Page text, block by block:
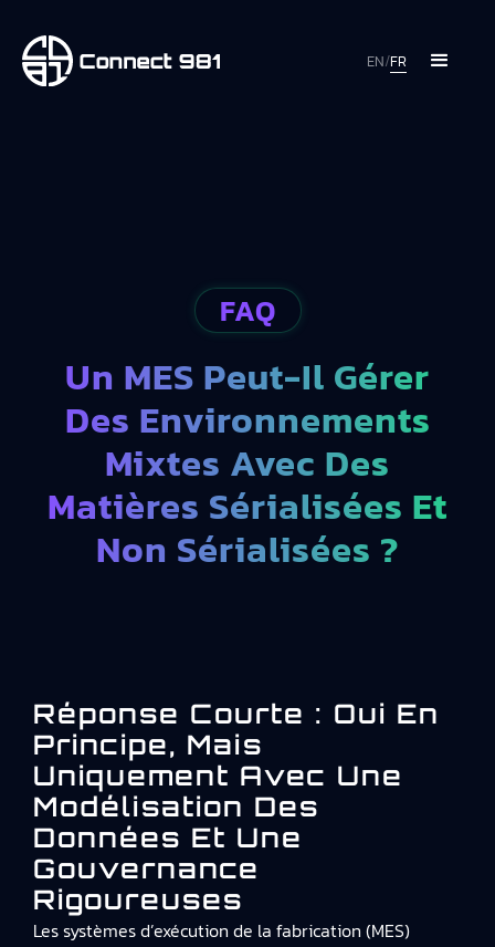
EN/FR
FAQ
Un MES Peut-Il Gérer
Des Environnements
Mixtes Avec Des
Matières Sérialisées Et
Non Sérialisées ?
Réponse Courte : Oui En
Principe, Mais
Uniquement Avec Une
Modélisation Des
Données Et Une
Gouvernance
Rigoureuses
Les systèmes d’exécution de la fabrication (MES)